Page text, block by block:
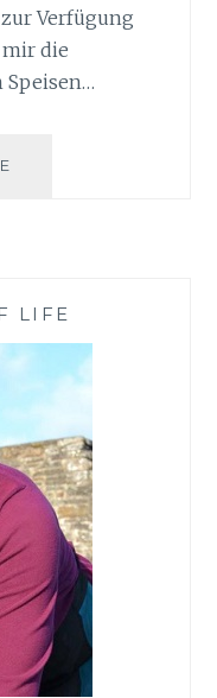
Verfügung
die
LIFE